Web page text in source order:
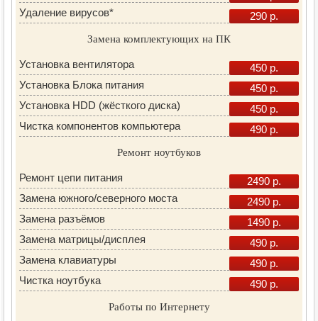
Удаление вирусов*
290 р.
Замена комплектующих на ПК
Установка вентилятора
450 р.
Установка Блока питания
450 р.
Установка HDD (жёсткого диска)
450 р.
Чистка компонентов компьютера
490 р.
Ремонт ноутбуков
Ремонт цепи питания
2490 р.
Замена южного/северного моста
2490 р.
Замена разъёмов
1490 р.
Замена матрицы/дисплея
490 р.
Замена клавиатуры
490 р.
Чистка ноутбука
490 р.
Работы по Интернету